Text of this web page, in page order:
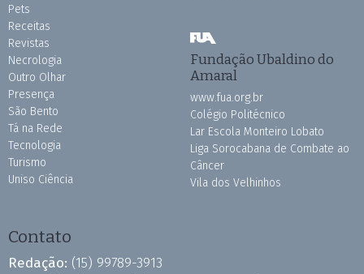
Pets
Receitas
Revistas
Necrologia
Outro Olhar
Presença
São Bento
Tá na Rede
Tecnologia
Turismo
Uniso Ciência
Fundação Ubaldino do
Amaral
www.fua.org.br
Colégio Politécnico
Lar Escola Monteiro Lobato
Liga Sorocabana de Combate ao
Câncer
Vila dos Velhinhos
Contato
Redação: (15) 99789-3913